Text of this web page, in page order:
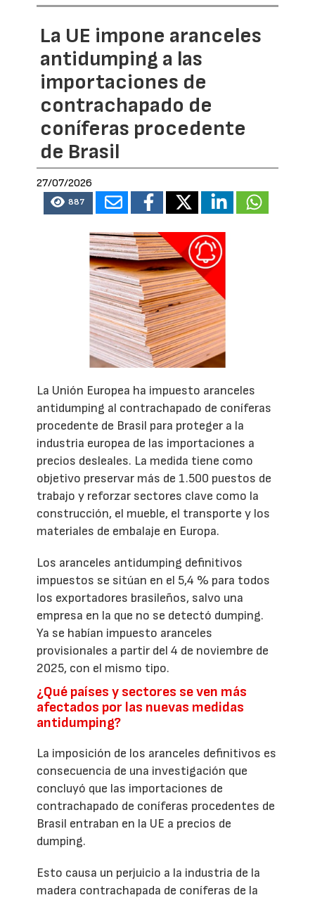
La UE impone aranceles
antidumping a las
importaciones de
contrachapado de
coníferas procedente
de Brasil
27/07/2026
887
La Unión Europea ha impuesto aranceles
antidumping al contrachapado de coníferas
procedente de Brasil para proteger a la
industria europea de las importaciones a
precios desleales. La medida tiene como
objetivo preservar más de 1.500 puestos de
trabajo y reforzar sectores clave como la
construcción, el mueble, el transporte y los
materiales de embalaje en Europa.
Los aranceles antidumping definitivos
impuestos se sitúan en el 5,4 % para todos
los exportadores brasileños, salvo una
empresa en la que no se detectó dumping.
Ya se habían impuesto aranceles
provisionales a partir del 4 de noviembre de
2025, con el mismo tipo.
¿Qué países y sectores se ven más
afectados por las nuevas medidas
antidumping?
La imposición de los aranceles definitivos es
consecuencia de una investigación que
concluyó que las importaciones de
contrachapado de coníferas procedentes de
Brasil entraban en la UE a precios de
dumping.
Esto causa un perjuicio a la industria de la
madera contrachapada de coníferas de la